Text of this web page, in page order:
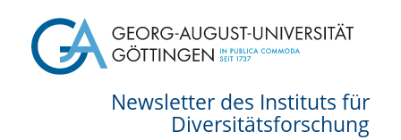
Newsletter des Instituts für
Diversitätsforschung